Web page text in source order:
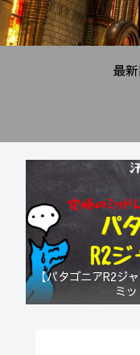
最
【パタゴニアR2ジ
ミ